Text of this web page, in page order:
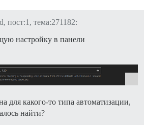
пост:1, тема:271182:
настройку в панели
для какого-то типа автоматизации,
найти?